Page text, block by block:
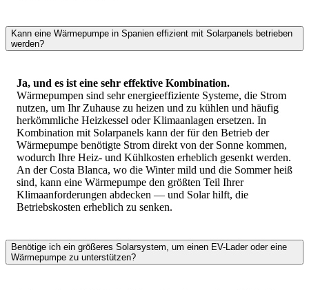
Kann eine Wärmepumpe in Spanien effizient mit Solarpanels betrieben
werden?
Ja, und es ist eine sehr effektive Kombination.
Wärmepumpen sind sehr energieeffiziente Systeme, die Strom
nutzen, um Ihr Zuhause zu heizen und zu kühlen und häufig
herkömmliche Heizkessel oder Klimaanlagen ersetzen. In
Kombination mit Solarpanels kann der für den Betrieb der
Wärmepumpe benötigte Strom direkt von der Sonne kommen,
wodurch Ihre Heiz- und Kühlkosten erheblich gesenkt werden.
An der Costa Blanca, wo die Winter mild und die Sommer heiß
sind, kann eine Wärmepumpe den größten Teil Ihrer
Klimaanforderungen abdecken — und Solar hilft, die
Betriebskosten erheblich zu senken.
Benötige ich ein größeres Solarsystem, um einen EV-Lader oder eine
Wärmepumpe zu unterstützen?